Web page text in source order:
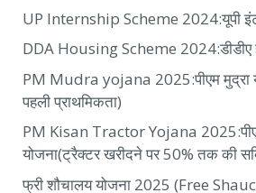
UP Internship Scheme 2024:यूपी
DDA Housing Scheme 2024:डीडीए
PM Mudra yojana 2025:पीएम मुद्रा
पहली प्राथमिकता)
PM Kisan Tractor Yojana
योजना(ट्रैक्टर खरीदने पर 50% तक की
फ्री शौचालय योजना 2025 (Free